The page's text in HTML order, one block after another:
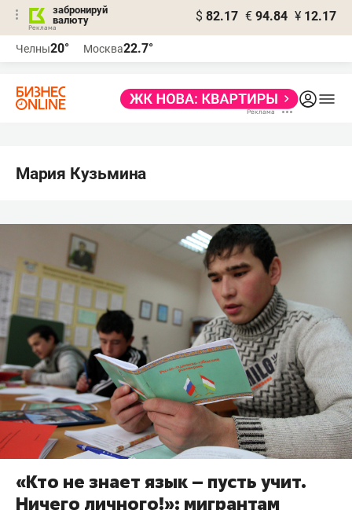
забронируй
валюту
$ 82.17 € 94.84 ¥ 12.17
Челны20° Москва22.7°
Мария Кузьмина
«Кто не знает язык – пусть учит.
Ничего личного!»: мигрантам